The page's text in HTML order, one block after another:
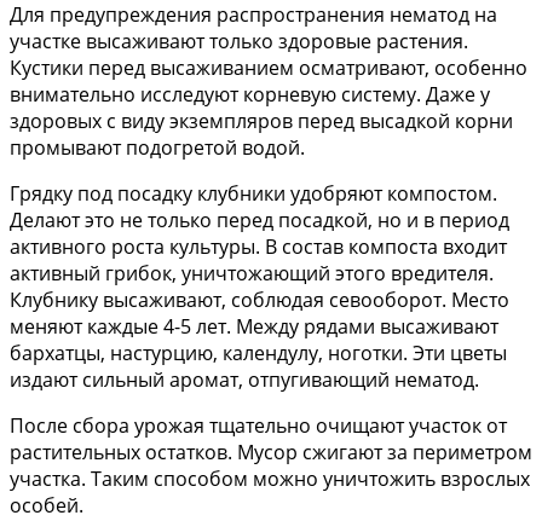
Для предупреждения распространения нематод на
участке высаживают только здоровые растения.
Кустики перед высаживанием осматривают, особенно
внимательно исследуют корневую систему. Даже у
здоровых с виду экземпляров перед высадкой корни
промывают подогретой водой.
Грядку под посадку клубники удобряют компостом.
Делают это не только перед посадкой, но и в период
активного роста культуры. В состав компоста входит
активный грибок, уничтожающий этого вредителя.
Клубнику высаживают, соблюдая севооборот. Место
меняют каждые 4-5 лет. Между рядами высаживают
бархатцы, настурцию, календулу, ноготки. Эти цветы
издают сильный аромат, отпугивающий нематод.
После сбора урожая тщательно очищают участок от
растительных остатков. Мусор сжигают за периметром
участка. Таким способом можно уничтожить взрослых
особей.